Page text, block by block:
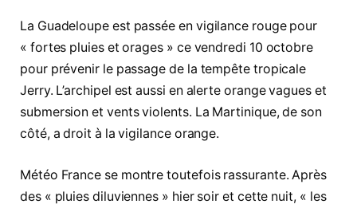
La Guadeloupe est passée en vigilance rouge pour
« fortes pluies et orages » ce vendredi 10 octobre
pour prévenir le passage de la tempête tropicale
Jerry. L’archipel est aussi en alerte orange vagues et
submersion et vents violents. La Martinique, de son
côté, a droit à la vigilance orange.
Météo France se montre toutefois rassurante. Après
des « pluies diluviennes » hier soir et cette nuit, « les